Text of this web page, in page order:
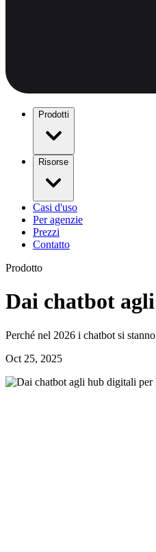
Prodotti
Risorse
Casi d'uso
Per agenzie
Prezzi
Contatto
Prodotto
Dai chatbot
Perché nel 2026 i chatbot si
Oct 25, 2025